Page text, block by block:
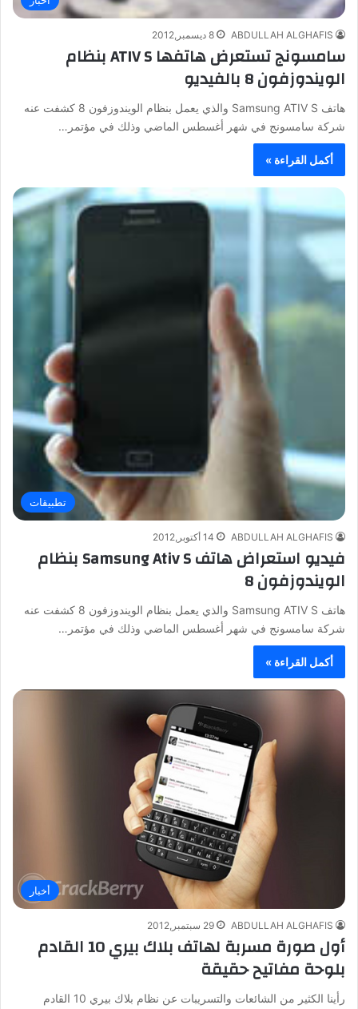
ABDULLAH ALGHAFIS 8 ديسمبر,2012
سامسونج تستعرض هاتفها ATIV S بنظام
الويندوزفون 8 بالفيديو
هاتف Samsung ATIV S والذي يعمل بنظام الويندوزفون 8 كشفت عنه
شركة سامسونج في شهر أغسطس الماضي وذلك في مؤتمر…
أكمل القراءة »
تطبيقات
ABDULLAH ALGHAFIS 14 أكتوبر,2012
فيديو استعراض هاتف Samsung Ativ S بنظام
الويندوزفون 8
هاتف Samsung ATIV S والذي يعمل بنظام الويندوزفون 8 كشفت عنه
شركة سامسونج في شهر أغسطس الماضي وذلك في مؤتمر…
أكمل القراءة »
أخبار
ABDULLAH ALGHAFIS 29 سبتمبر,2012
أول صورة مسربة لهاتف بلاك بيري 10 القادم
بلوحة مفاتيح حقيقة
رأينا الكثير من الشائعات والتسريبات عن نظام بلاك بيري 10 القادم